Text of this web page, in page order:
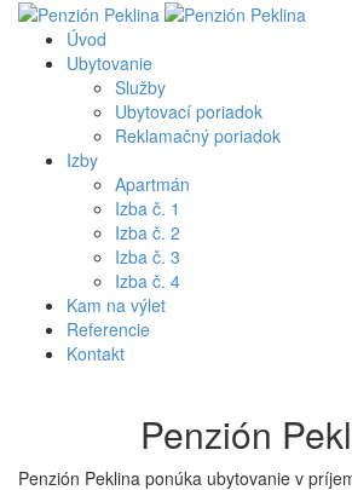
Úvod
Ubytovanie
Služby
Ubytovací poriadok
Reklamačný poriadok
Izby
Apartmán
Izba č. 1
Izba č. 2
Izba č. 3
Izba č. 4
Kam na výlet
Referencie
Kontakt
Penzión
Penzión Peklina ponúka ubytovanie v